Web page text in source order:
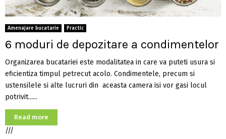
Amenajare bucatarie Practic
6 moduri de depozitare a condimentelor
Organizarea bucatariei este modalitatea in care va puteti usura si
eficientiza timpul petrecut acolo. Condimentele, precum si
ustensilele si alte lucruri din aceasta camera isi vor gasi locul
potrivit......
Read more
///